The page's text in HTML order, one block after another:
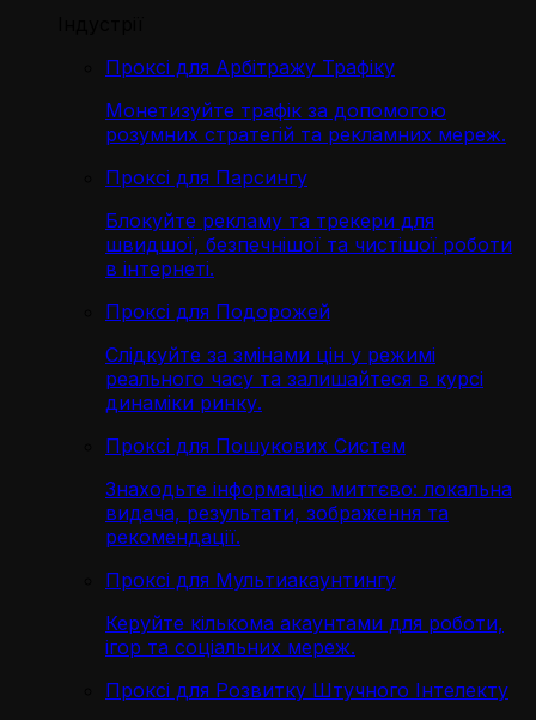
Проксі для Арбітражу Трафіку
Монетизуйте трафік за допомогою
розумних стратегій та рекламних мереж.
Проксі для Парсингу
Блокуйте рекламу та трекери для
швидшої, безпечнішої та чистішої роботи
в інтернеті.
Проксі для Подорожей
Слідкуйте за змінами цін у режимі
реального часу та залишайтеся в курсі
динаміки ринку.
Проксі для Пошукових Систем
Знаходьте інформацію миттєво: локальна
видача, результати, зображення та
рекомендації.
Проксі для Мультиакаунтингу
Керуйте кількома акаунтами для роботи,
ігор та соціальних мереж.
Проксі для Розвитку Штучного Інтелекту